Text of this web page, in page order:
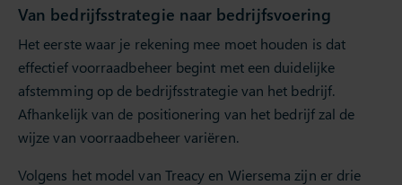
Van bedrijfsstrategie naar bedrijfsvoering
Het eerste waar je rekening mee moet houden is dat
effectief voorraadbeheer begint met een duidelijke
afstemming op de bedrijfsstrategie van het bedrijf.
Afhankelijk van de positionering van het bedrijf zal de
wijze van voorraadbeheer variëren.
Volgens het model van Treacy en Wiersema zijn er drie